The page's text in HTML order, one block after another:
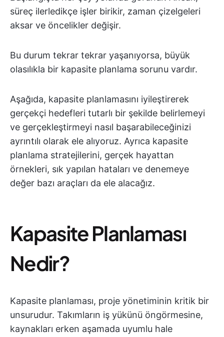
süreç ilerledikçe işler birikir, zaman çizelgeleri
aksar ve öncelikler değişir.
Bu durum tekrar tekrar yaşanıyorsa, büyük
olasılıkla bir kapasite planlama sorunu vardır.
Aşağıda, kapasite planlamasını iyileştirerek
gerçekçi hedefleri tutarlı bir şekilde belirlemeyi
ve gerçekleştirmeyi nasıl başarabileceğinizi
ayrıntılı olarak ele alıyoruz. Ayrıca kapasite
planlama stratejilerini, gerçek hayattan
örnekleri, sık yapılan hataları ve denemeye
değer bazı araçları da ele alacağız.
Kapasite Planlaması
Nedir?
Kapasite planlaması, proje yönetiminin kritik bir
unsurudur. Takımların iş yükünü öngörmesine,
kaynakları erken aşamada uyumlu hale